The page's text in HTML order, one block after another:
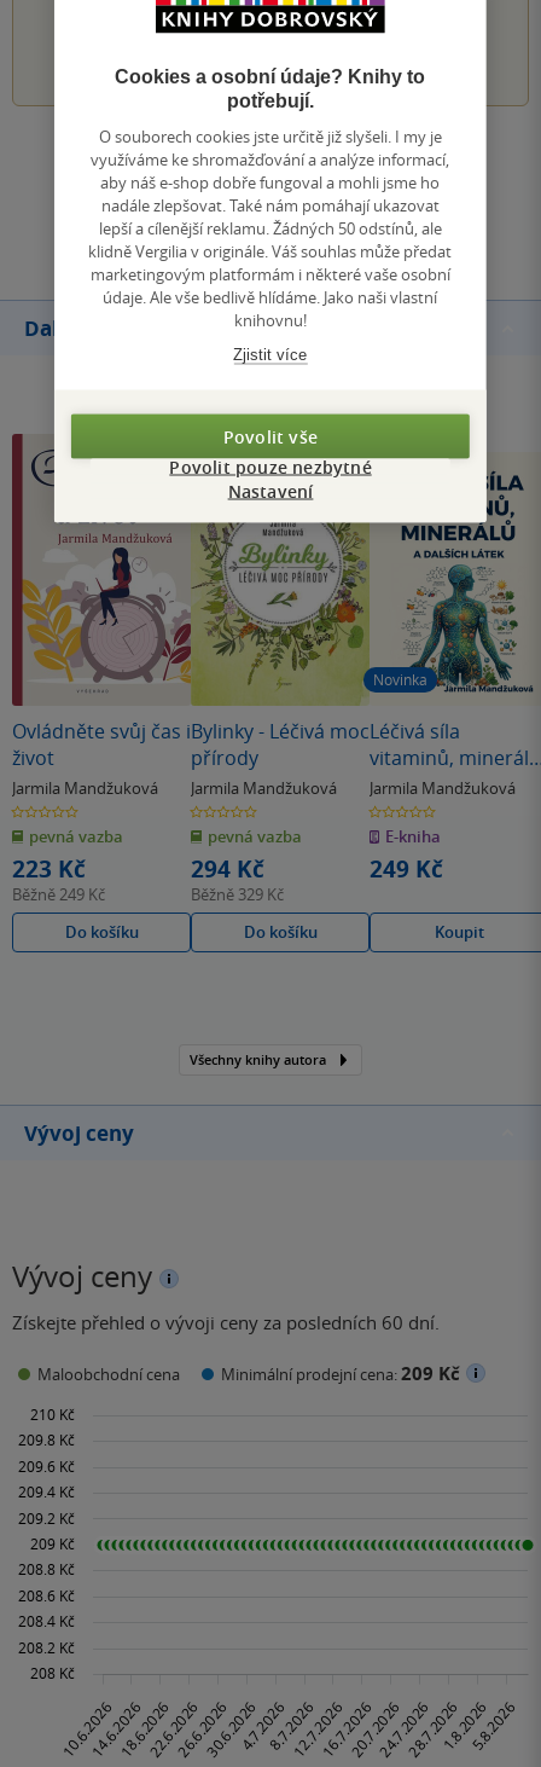
Zobrazit všechna hodnocení
Přidat hodnocení
Další knihy autora
Ovládněte svůj čas i
život
Jarmila Mandžuková
0.0
z
5
hvězdiček
pevná vazba
223 Kč
Běžně249 Kč
Do košíku
Bylinky - Léčivá moc
přírody
Jarmila Mandžuková
0.0
z
5
hvězdiček
pevná vazba
294 Kč
Běžně 329 Kč
Do košíku
Novinka
Léčivá síla
vitaminů, minerálů
a dalších látek
Jarmila Mandžuková
0.0
z
5
hvězdiček
E-kniha
249 Kč
Koupit
Všechny knihy autora
Vývoj ceny
Vývoj ceny
Získejte přehled o vývoji ceny za posledních 60 dní.
Maloobchodní cena Minimální prodejní cena:209 Kč
Cookies a osobní údaje? Knihy to
potřebují.
O souborech cookies jste určitě již slyšeli. I my je
využíváme ke shromažďování a analýze informací,
aby náš e-shop dobře fungoval a mohli jsme ho
nadále zlepšovat. Také nám pomáhají ukazovat
lepší a cílenější reklamu. Žádných 50 odstínů, ale
klidně Vergilia v originále. Váš souhlas může předat
marketingovým platformám i některé vaše osobní
údaje. Ale vše bedlivě hlídáme. Jako naši vlastní
knihovnu!
Zjistit více
Povolit vše
Povolit pouze nezbytné
Nastavení